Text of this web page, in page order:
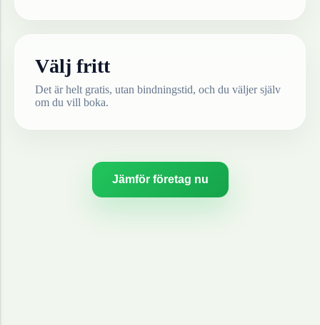
Välj fritt
Det är helt gratis, utan bindningstid, och du väljer själv
om du vill boka.
Jämför företag nu